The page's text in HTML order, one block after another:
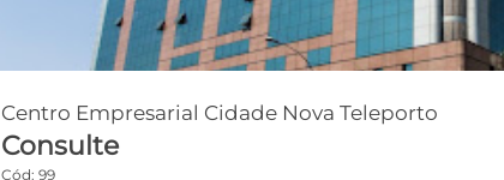
Centro Empresarial Cidade Nova Teleporto
Consulte
Cód: 99